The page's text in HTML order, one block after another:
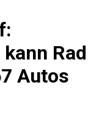
Rad
Autos